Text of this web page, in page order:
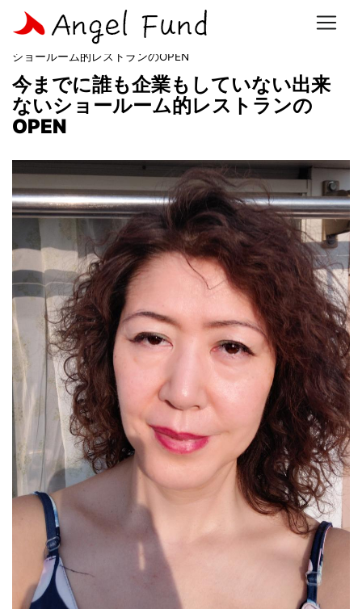
事業計画一覧
> 今までに誰も企業もしていない出来ない
ショールーム的レストランのOPEN
今までに誰も企業もしていない出来
ないショールーム的レストランの
OPEN